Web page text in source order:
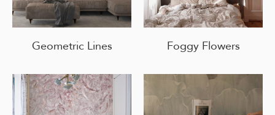
Geometric Lines Foggy Flowers